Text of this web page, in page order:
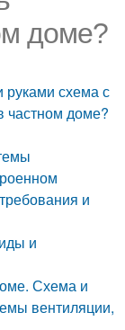
доме?
руками схема с
частном доме?
и
и
Схема и
вентиляции,